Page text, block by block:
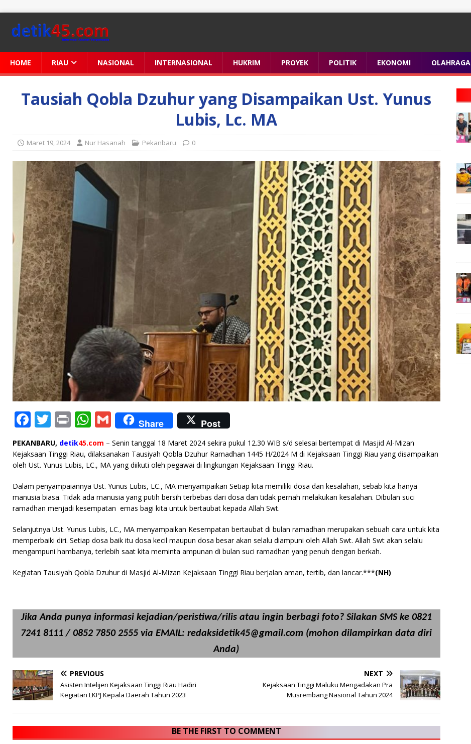
HOME RIAU NASIONAL INTERNASIONAL HUKRIM PROYEK POLITIK EKONOMI OLAHRAGA
Tausiah Qobla Dzuhur yang Disampaikan Ust. Yunus
Lubis, Lc. MA
Maret 19, 2024 Nur Hasanah Pekanbaru 0
F
a
c
e
b
o
o
k
T
w
it
te
r
P
ri
n
t
W
at
s
A
p
p
G
m
ai
l
Share Post
PEKANBARU, detik45.com – Senin tanggal 18 Maret 2024 sekira pukul 12.30 WIB s/d selesai bertempat di Masjid Al-Mizan
Kejaksaan Tinggi Riau, dilaksanakan Tausiyah Qobla Dzuhur Ramadhan 1445 H/2024 M di Kejaksaan Tinggi Riau yang disampaikan
oleh Ust. Yunus Lubis, LC., MA yang diikuti oleh pegawai di lingkungan Kejaksaan Tinggi Riau.
Dalam penyampaiannya Ust. Yunus Lubis, LC., MA menyampaikan Setiap kita memiliki dosa dan kesalahan, sebab kita hanya
manusia biasa. Tidak ada manusia yang putih bersih terbebas dari dosa dan tidak pernah melakukan kesalahan. Dibulan suci
ramadhan menjadi kesempatan emas bagi kita untuk bertaubat kepada Allah Swt.
Selanjutnya Ust. Yunus Lubis, LC., MA menyampaikan Kesempatan bertaubat di bulan ramadhan merupakan sebuah cara untuk kita
memperbaiki diri. Setiap dosa baik itu dosa kecil maupun dosa besar akan selalu diampuni oleh Allah Swt. Allah Swt akan selalu
mengampuni hambanya, terlebih saat kita meminta ampunan di bulan suci ramadhan yang penuh dengan berkah.
Kegiatan Tausiyah Qobla Dzuhur di Masjid Al-Mizan Kejaksaan Tinggi Riau berjalan aman, tertib, dan lancar.***(NH)
Jika Anda punya informasi kejadian/peristiwa/rilis atau ingin berbagi foto? Silakan SMS ke 0821
7241 8111 / 0852 7850 2555 via EMAIL: redaksidetik45@gmail.com (mohon dilampirkan data diri
Anda)
PREVIOUS
Asisten Intelijen Kejaksaan Tinggi Riau Hadiri
Kegiatan LKPJ Kepala Daerah Tahun 2023
NEXT
Kejaksaan Tinggi Maluku Mengadakan Pra
Musrembang Nasional Tahun 2024
BE THE FIRST TO COMMENT